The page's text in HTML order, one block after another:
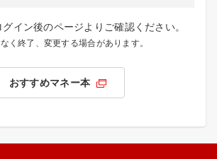
イン後のページよりご確認ください。
く終了、変更する場合があります。
おすすめマネー本